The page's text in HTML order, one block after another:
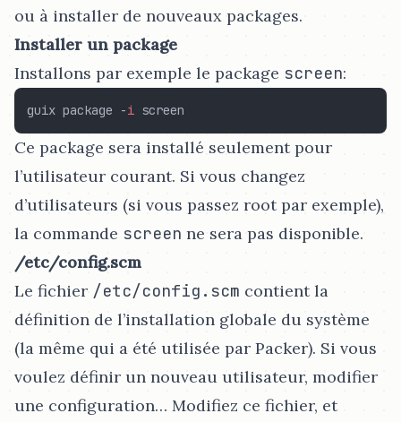
ou à installer de nouveaux packages.
Installer un package
Installons par exemple le package screen:
guix package -i
Ce package sera installé seulement pour
l’utilisateur courant. Si vous changez
d’utilisateurs (si vous passez root par exemple),
la commande screen ne sera pas disponible.
/etc/config.scm
Le fichier /etc/config.scm contient la
définition de l’installation globale du système
(la même qui a été utilisée par Packer). Si vous
voulez définir un nouveau utilisateur, modifier
une configuration…​ Modifiez ce fichier, et